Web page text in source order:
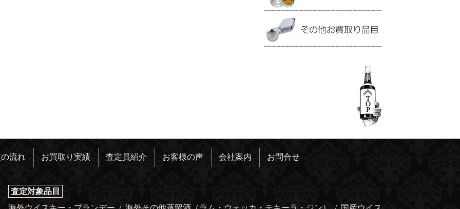
流れ お買取り実績 査定員紹介 お客様の声 会社案内 お問合せ
査定対象品目